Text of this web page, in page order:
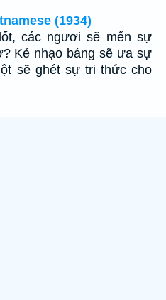
(1934)
các ngươi sẽ mến sự
Kẻ nhạo báng sẽ ưa sự
sẽ ghét sự tri thức cho